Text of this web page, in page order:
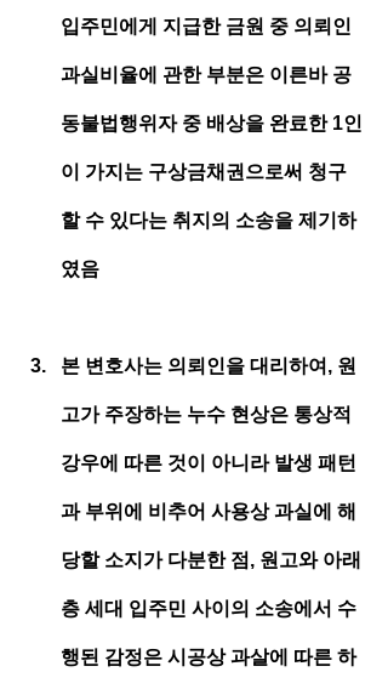
입주민에게 지급한 금원 중 의뢰인
과실비율에 관한 부분은 이른바 공
동불법행위자 중 배상을 완료한 1인
이 가지는 구상금채권으로써 청구
할 수 있다는 취지의 소송을 제기하
였음
본 변호사는 의뢰인을 대리하여, 원
고가 주장하는 누수 현상은 통상적
강우에 따른 것이 아니라 발생 패턴
과 부위에 비추어 사용상 과실에 해
당할 소지가 다분한 점, 원고와 아래
층 세대 입주민 사이의 소송에서 수
행된 감정은 시공상 과살에 따른 하